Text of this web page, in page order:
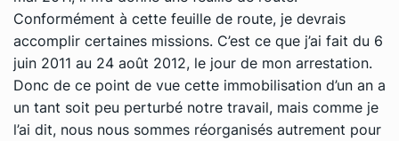
Conformément à cette feuille de route, je devrais
accomplir certaines missions. C’est ce que j’ai fait du 6
juin 2011 au 24 août 2012, le jour de mon arrestation.
Donc de ce point de vue cette immobilisation d’un an a
un tant soit peu perturbé notre travail, mais comme je
l’ai dit, nous nous sommes réorganisés autrement pour